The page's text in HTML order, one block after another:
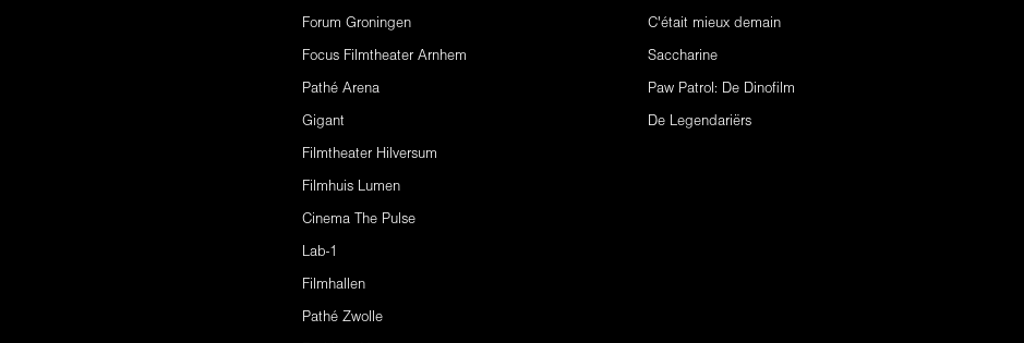
Forum Groningen
Focus Filmtheater Arnhem
Pathé Arena
Gigant
Filmtheater Hilversum
Filmhuis Lumen
Cinema The Pulse
Lab-1
Filmhallen
Pathé Zwolle
C'était mieux demain
Saccharine
Paw Patrol: De Dinofilm
De Legendariërs